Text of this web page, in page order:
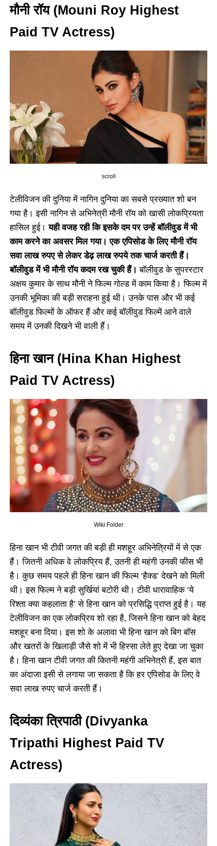
मौनी रॉय (Mouni Roy Highest
Paid TV Actress)
scroll
टेलीविजन की दुनिया में नागिन दुनिया का सबसे प्रख्यात शो बन
गया है। इसी नागिन से अभिनेत्री मौनी रॉय को खासी लोकप्रियता
हासिल हुई। यही वजह रही कि इसके दम पर उन्हें बॉलीवुड में भी
काम करने का अवसर मिल गया। एक एपिसोड के लिए मौनी रॉय
सवा लाख रुपए से लेकर डेढ़ लाख रुपये तक चार्ज करती हैं।
बॉलीवुड में भी मौनी रॉय कदम रख चुकी हैं।बॉलीवुड के सुपरस्टार
अक्षय कुमार के साथ मौनी ने फिल्म गोल्ड में काम किया है। फिल्म में
उनकी भूमिका की बड़ी सराहना हुई थी। उनके पास और भी कई
बॉलीवुड फिल्मों के ऑफर हैं और कई बॉलीवुड फिल्में आने वाले
समय में उनकी दिखने भी वाली हैं।
हिना खान (Hina Khan Highest
Paid TV Actress)
Wiki Folder
हिना खान भी टीवी जगत की बड़ी ही मशहूर अभिनेत्रियों में से एक
हैं। जितनी अधिक वे लोकप्रिय हैं, उतनी ही महंगी उनकी फीस भी
है। कुछ समय पहले ही हिना खान की फिल्म ‘हैक्ड’ देखने को मिली
थी। इस फिल्म ने बड़ी सुर्खियां बटोरी थी। टीवी धारावाहिक ‘ये
रिश्ता क्या कहलाता है’ से हिना खान को प्रसिद्धि प्राप्त हुई है। यह
टेलीविजन का एक लोकप्रिय शो रहा है, जिसने हिना खान को बेहद
मशहूर बना दिया। इस शो के अलावा भी हिना खान को बिग बॉस
और खतरों के खिलाड़ी जैसे शो में भी हिस्सा लेते हुए देखा जा चुका
है। हिना खान टीवी जगत की कितनी महंगी अभिनेत्री हैं, इस बात
का अंदाजा इसी से लगाया जा सकता है कि हर एपिसोड के लिए वे
सवा लाख रुपए चार्ज करती हैं।
दिव्यंका त्रिपाठी (Divyanka
Tripathi Highest Paid TV
Actress)